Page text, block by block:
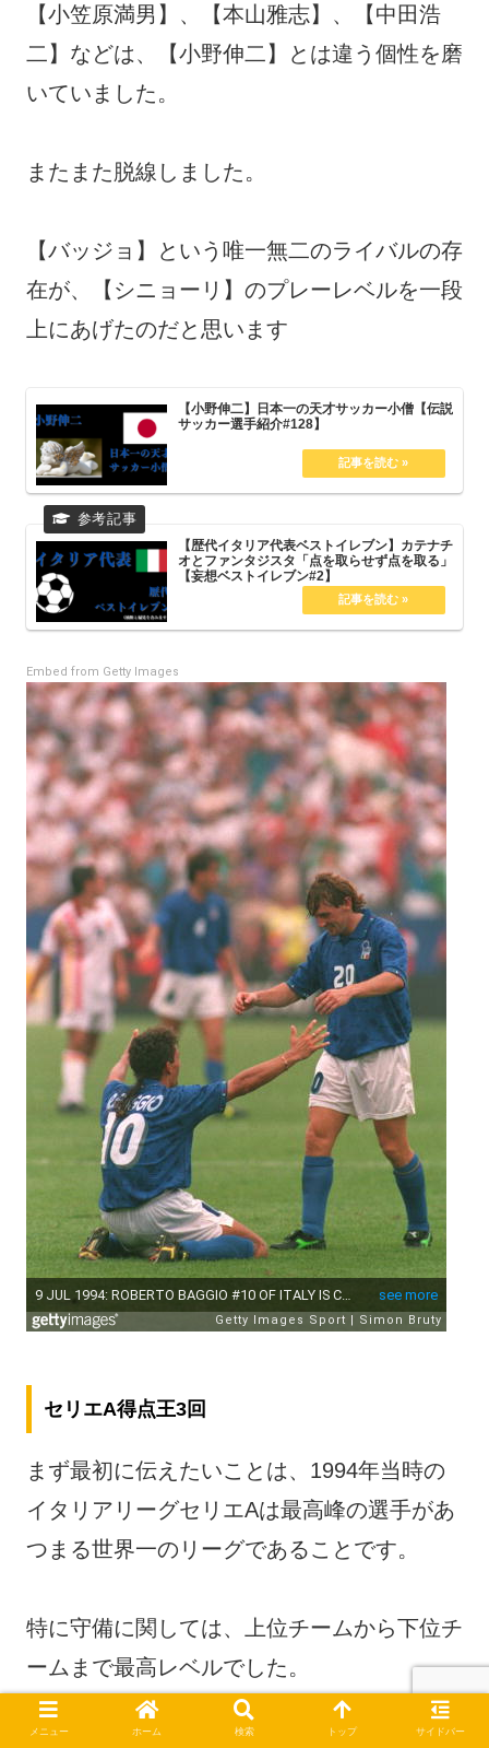
【小笠原満男】、【本山雅志】、【中田浩
二】などは、【小野伸二】とは違う個性を磨
いていました。
またまた脱線しました。
【バッジョ】という唯一無二のライバルの存
在が、【シニョーリ】のプレーレベルを一段
上にあげたのだと思います
【小野伸二】日本一の天才サッカー小僧【伝説
サッカー選手紹介#128】
【歴代イタリア代表ベストイレブン】カテナチ
オとファンタジスタ「点を取らせず点を取る」
【妄想ベストイレブン#2】
Embed from Getty Images
セリエA得点王3回
まず最初に伝えたいことは、1994年当時の
イタリアリーグセリエAは最高峰の選手があ
つまる世界一のリーグであることです。
特に守備に関しては、上位チームから下位チ
ームまで最高レベルでした。
メニュー ホーム 検索 トップ サイドバー